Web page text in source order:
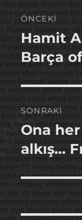
Yazı
ÖNCEKI
Önceki
yazı:
Hamit
Barça
SONRAKI
Sonraki
yazı:
Ona
alkış…